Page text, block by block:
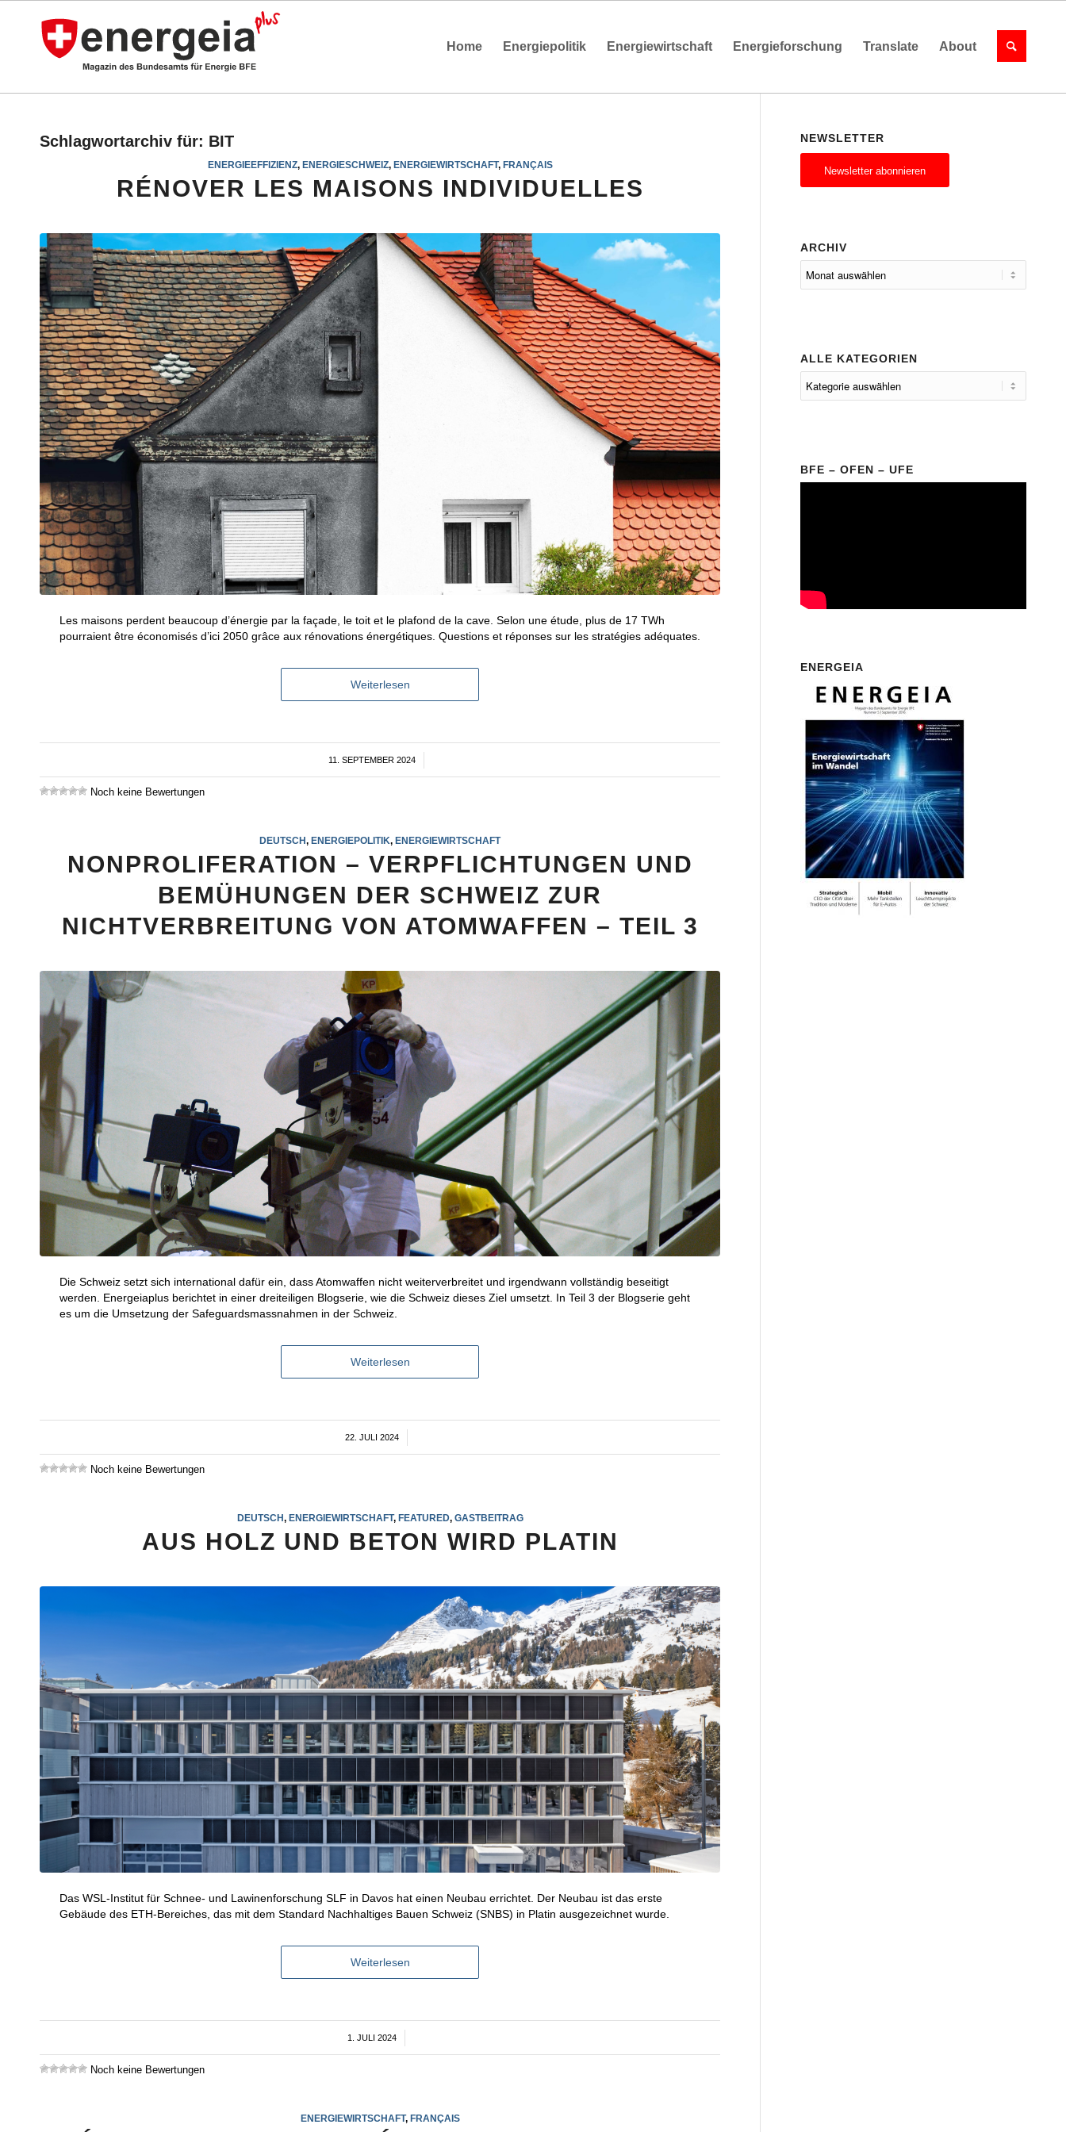
Home Energiepolitik Energiewirtschaft Energieforschung Translate About
Schlagwortarchiv für: BIT
ENERGIEEFFIZIENZ, ENERGIESCHWEIZ, ENERGIEWIRTSCHAFT, FRANÇAIS
RÉNOVER LES MAISONS INDIVIDUELLES
Les maisons perdent beaucoup d’énergie par la façade, le toit et le plafond de la cave. Selon une étude, plus de 17 TWh
pourraient être économisés d’ici 2050 grâce aux rénovations énergétiques. Questions et réponses sur les stratégies adéquates.
Weiterlesen
11. SEPTEMBER 2024
/
Noch keine Bewertungen
DEUTSCH, ENERGIEPOLITIK, ENERGIEWIRTSCHAFT
NONPROLIFERATION – VERPFLICHTUNGEN UND
BEMÜHUNGEN DER SCHWEIZ ZUR
NICHTVERBREITUNG VON ATOMWAFFEN – TEIL 3
Die Schweiz setzt sich international dafür ein, dass Atomwaffen nicht weiterverbreitet und irgendwann vollständig beseitigt
werden. Energeiaplus berichtet in einer dreiteiligen Blogserie, wie die Schweiz dieses Ziel umsetzt. In Teil 3 der Blogserie geht
es um die Umsetzung der Safeguardsmassnahmen in der Schweiz.
Weiterlesen
22. JULI 2024
Noch keine Bewertungen
DEUTSCH, ENERGIEWIRTSCHAFT, FEATURED, GASTBEITRAG
AUS HOLZ UND BETON WIRD PLATIN
Das WSL-Institut für Schnee- und Lawinenforschung SLF in Davos hat einen Neubau errichtet. Der Neubau ist das erste
Gebäude des ETH-Bereiches, das mit dem Standard Nachhaltiges Bauen Schweiz (SNBS) in Platin ausgezeichnet wurde.
Weiterlesen
1. JULI 2024
Noch keine Bewertungen
ENERGIEWIRTSCHAFT, FRANÇAIS
NEWSLETTER
Newsletter abonnieren
ARCHIV
ALLE KATEGORIEN
BFE – OFEN – UFE
ENERGEIA